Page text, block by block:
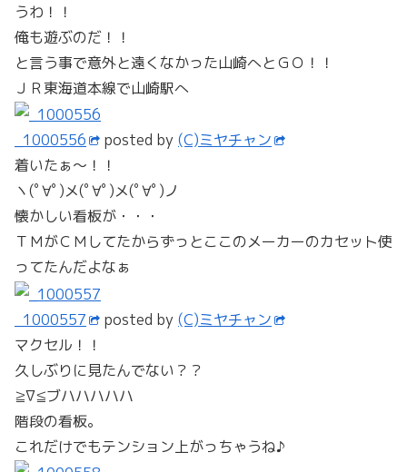
うわ！！
俺も遊ぶのだ！！
と言う事で意外と遠くなかった山崎へとＧＯ！！
ＪＲ東海道本線で山崎駅へ
_1000556 posted by (C)ミヤチャン
着いたぁ～！！
ヽ(ﾟ∀ﾟ)メ(ﾟ∀ﾟ)メ(ﾟ∀ﾟ)ノ
懐かしい看板が・・・
ＴＭがＣＭしてたからずっとここのメーカーのカセット使
ってたんだよなぁ
_1000557 posted by (C)ミヤチャン
マクセル！！
久しぶりに見たんでない？？
≧∇≦ブハハハハハ
階段の看板。
これだけでもテンション上がっちゃうね♪